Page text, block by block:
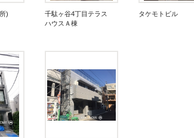
)
千駄ヶ谷4丁目テラス
ハウスＡ棟
タケモトビル